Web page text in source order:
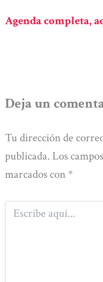
Agenda completa,
Deja un
Tu dirección de
publicada. Los
marcados con *
Escribe
aquí...